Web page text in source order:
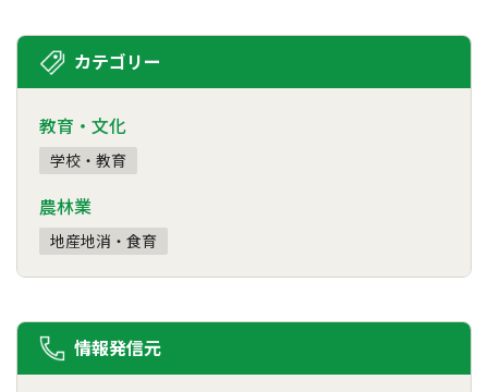
カテゴリー
教育・文化
学校・教育
農林業
地産地消・食育
情報発信元